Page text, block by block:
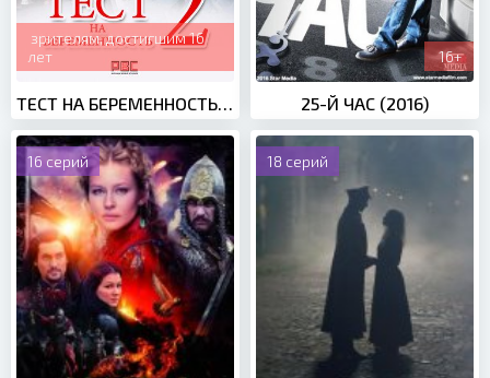
зрителям, достигшим 16
лет
ТЕСТ НА БЕРЕМЕННОСТЬ 2 СЕЗОН (2019)
16+
25-Й ЧАС (2016)
16 серий 18 серий